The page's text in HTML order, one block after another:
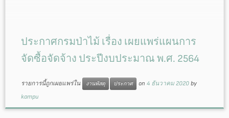
ประกาศกรมป่าไม้ เรื่อง เผยแพร่แผนการ
จัดซื้อจัดจ้าง ประปีงบประมาณ พ.ศ. 2564
รายการนี้ถูกเผยแพร่ใน งานพัสดุ ประกาศ on 4 ธันวาคม 2020 by
kampu